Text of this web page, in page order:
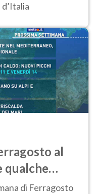
al
qualche
di Ferragosto